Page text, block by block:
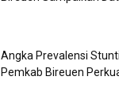
Angka Prevalensi
Pemkab Bireuen